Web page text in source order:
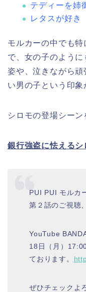
テディーを姉
レタスが好き
モルカーの中でも
で、女の子のよう
姿や、泣きながら
い男の子という印象
シロモの登場シーン
銀行強盗に怯えるシ
PUI PUI モルカ
第２話のご視聴
YouTube
18日（月）
ております。
ぜひチェックよ